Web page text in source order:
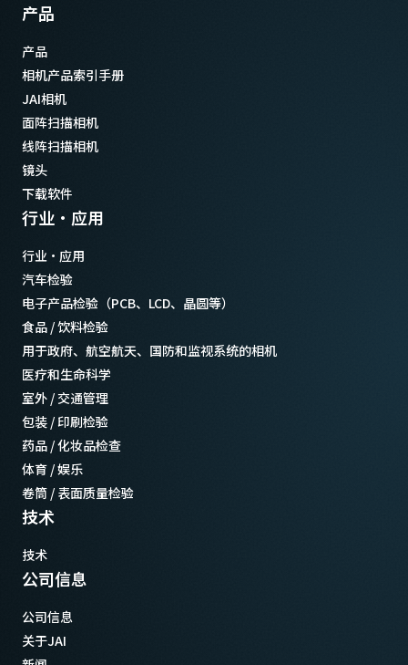
产品
产品
相机产品索引手册
JAI相机
面阵扫描相机
线阵扫描相机
镜头
下载软件
行业·应用
行业·应用
汽车检验
电子产品检验（PCB、LCD、晶圆等）
食品 / 饮料检验
用于政府、航空航天、国防和监视系统的相机
医疗和生命科学
室外 / 交通管理
包装 / 印刷检验
药品 / 化妆品检查
体育 / 娱乐
卷筒 / 表面质量检验
技术
技术
公司信息
公司信息
关于JAI